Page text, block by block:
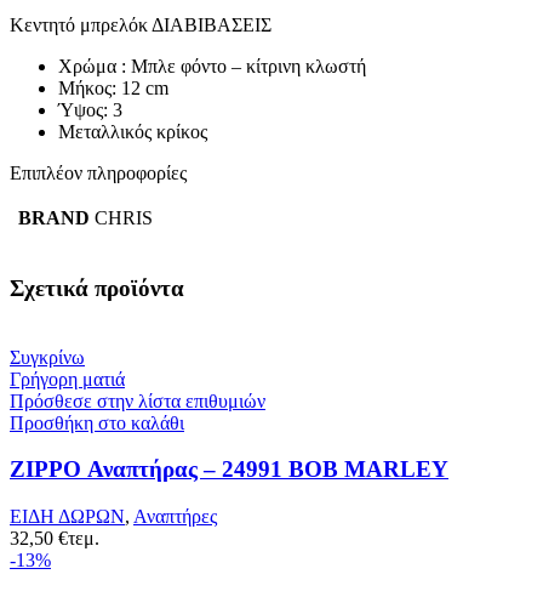
Κεντητό μπρελόκ ΔΙΑΒΙΒΑΣΕΙΣ
Χρώμα : Μπλε φόντο – κίτρινη κλωστή
Μήκος: 12 cm
Ύψος: 3
Μεταλλικός κρίκος
Επιπλέον πληροφορίες
BRAND CHRIS
Σχετικά προϊόντα
Συγκρίνω
Γρήγορη ματιά
Πρόσθεσε στην λίστα επιθυμιών
Προσθήκη στο καλάθι
ZIPPO Αναπτήρας – 24991 BOB MARLEY
ΕΙΔΗ ΔΩΡΩΝ, Αναπτήρες
32,50 €τεμ.
-13%